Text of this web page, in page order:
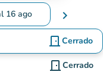
16 agocambiar las fechas
chevron_right
door_front Cerrado
door_front Cerrado